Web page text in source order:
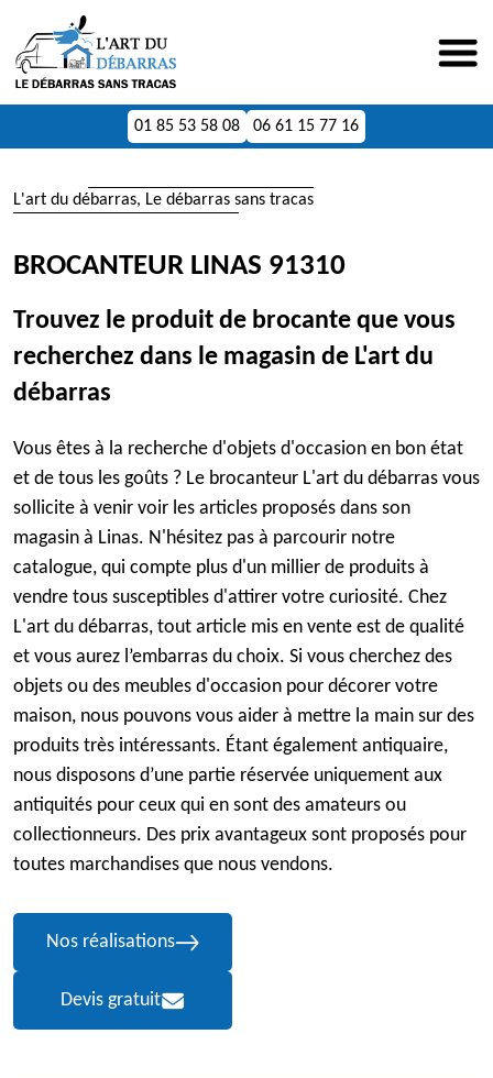
01 85 53 58 08 06 61 15 77 16
L'art du débarras, Le débarras sans tracas
BROCANTEUR LINAS 91310
Trouvez le produit de brocante que vous
recherchez dans le magasin de L'art du
débarras
Vous êtes à la recherche d'objets d'occasion en bon état
et de tous les goûts ? Le brocanteur L'art du débarras vous
sollicite à venir voir les articles proposés dans son
magasin à Linas. N'hésitez pas à parcourir notre
catalogue, qui compte plus d'un millier de produits à
vendre tous susceptibles d'attirer votre curiosité. Chez
L'art du débarras, tout article mis en vente est de qualité
et vous aurez l’embarras du choix. Si vous cherchez des
objets ou des meubles d'occasion pour décorer votre
maison, nous pouvons vous aider à mettre la main sur des
produits très intéressants. Étant également antiquaire,
nous disposons d’une partie réservée uniquement aux
antiquités pour ceux qui en sont des amateurs ou
collectionneurs. Des prix avantageux sont proposés pour
toutes marchandises que nous vendons.
Nos réalisations
Devis gratuit